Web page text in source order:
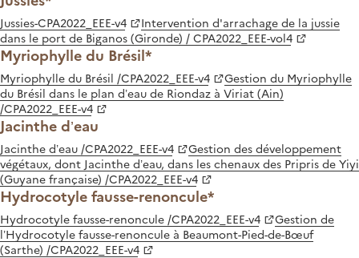
Jussies-CPA2022_EEE-v4
Intervention d'arrachage de la jussie
dans le port de Biganos (Gironde) / CPA2022_EEE-vol4
Myriophylle du Brésil*
Myriophylle du Brésil /CPA2022_EEE-v4
Gestion du Myriophylle
du Brésil dans le plan d’eau de Riondaz à Viriat (Ain)
/CPA2022_EEE-v4
Jacinthe d’eau
Jacinthe d’eau /CPA2022_EEE-v4
Gestion des développement
végétaux, dont Jacinthe d’eau, dans les chenaux des Pripris de Yiyi
(Guyane française) /CPA2022_EEE-v4
Hydrocotyle fausse-renoncule*
Hydrocotyle fausse-renoncule /CPA2022_EEE-v4
Gestion de
l’Hydrocotyle fausse-renoncule à Beaumont-Pied-de-Bœuf
(Sarthe) /CPA2022_EEE-v4